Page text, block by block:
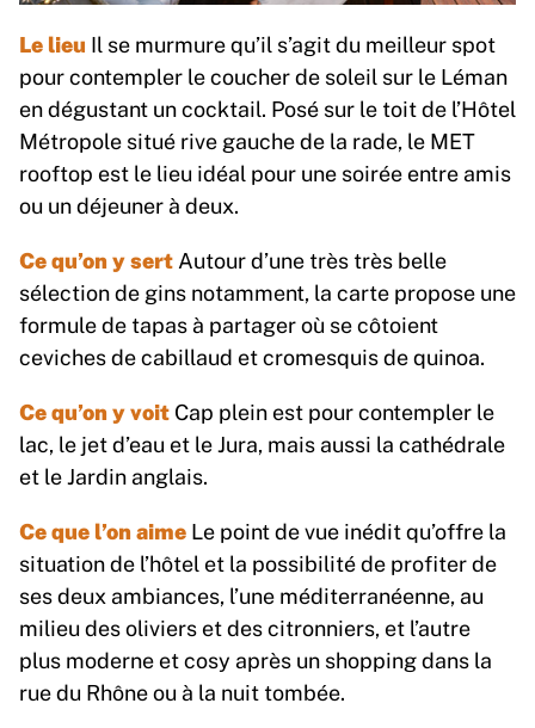
Le lieu Il se murmure qu’il s’agit du meilleur spot
pour contempler le coucher de soleil sur le Léman
en dégustant un cocktail. Posé sur le toit de l’Hôtel
Métropole situé rive gauche de la rade, le MET
rooftop est le lieu idéal pour une soirée entre amis
ou un déjeuner à deux.
Ce qu’on y sert Autour d’une très très belle
sélection de gins notamment, la carte propose une
formule de tapas à partager où se côtoient
ceviches de cabillaud et cromesquis de quinoa.
Ce qu’on y voit Cap plein est pour contempler le
lac, le jet d’eau et le Jura, mais aussi la cathédrale
et le Jardin anglais.
Ce que l’on aime Le point de vue inédit qu’offre la
situation de l’hôtel et la possibilité de profiter de
ses deux ambiances, l’une méditerranéenne, au
milieu des oliviers et des citronniers, et l’autre
plus moderne et cosy après un shopping dans la
rue du Rhône ou à la nuit tombée.